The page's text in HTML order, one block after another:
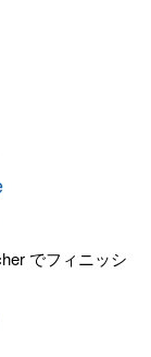
でフィニッシ